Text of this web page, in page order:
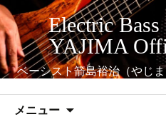
コ
ン
テ
ン
ツ
へ
Electric
YAJIMA
ベーシスト箭島裕治（やじ
メニュー